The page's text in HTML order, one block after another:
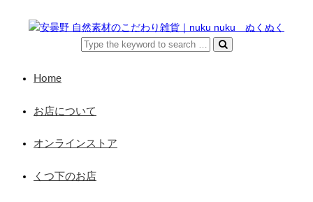
Home
お店について
オンラインストア
くつ下のお店